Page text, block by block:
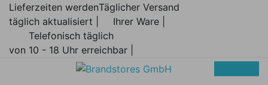
Lieferzeiten werden
täglich aktualisiert |
Täglicher Versand
Ihrer Ware |
Telefonisch täglich
von 10 - 18 Uhr erreichbar |